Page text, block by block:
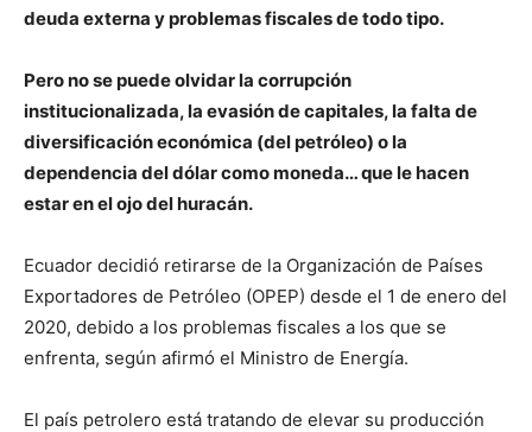
deuda externa y problemas fiscales de todo tipo.
Pero no se puede olvidar la corrupción
institucionalizada, la evasión de capitales, la falta de
diversificación económica (del petróleo) o la
dependencia del dólar como moneda… que le hacen
estar en el ojo del huracán.
Ecuador decidió retirarse de la Organización de Países
Exportadores de Petróleo (OPEP) desde el 1 de enero del
2020, debido a los problemas fiscales a los que se
enfrenta, según afirmó el Ministro de Energía.
El país petrolero está tratando de elevar su producción